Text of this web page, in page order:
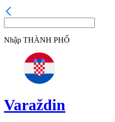
Nhập THÀNH PHỐ
Varaždin